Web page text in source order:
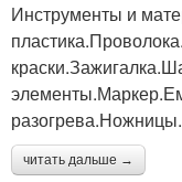
Инструменты и
читать дальше →